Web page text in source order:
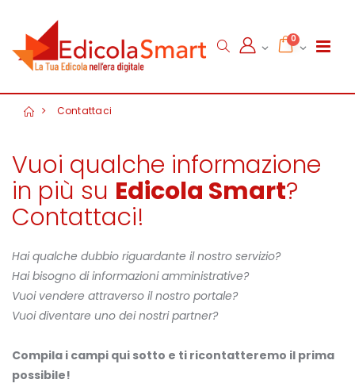
0
Contattaci
Vuoi qualche informazione
in più su Edicola Smart?
Contattaci!
Hai qualche dubbio riguardante il nostro servizio?
Hai bisogno di informazioni amministrative?
Vuoi vendere attraverso il nostro portale?
Vuoi diventare uno dei nostri partner?
Compila i campi qui sotto e ti ricontatteremo il prima
possibile!